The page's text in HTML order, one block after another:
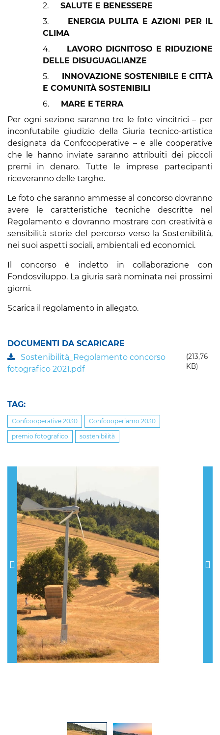
2. SALUTE E BENESSERE
3. ENERGIA PULITA E AZIONI PER IL
CLIMA
4. LAVORO DIGNITOSO E RIDUZIONE
DELLE DISUGUAGLIANZE
5. INNOVAZIONE SOSTENIBILE E CITTÀ
E COMUNITÀ SOSTENIBILI
6. MARE E TERRA
Per ogni sezione saranno tre le foto vincitrici – per
inconfutabile giudizio della Giuria tecnico-artistica
designata da Confcooperative – e alle cooperative
che le hanno inviate saranno attribuiti dei piccoli
premi in denaro. Tutte le imprese partecipanti
riceveranno delle targhe.
Le foto che saranno ammesse al concorso dovranno
avere le caratteristiche tecniche descritte nel
Regolamento e dovranno mostrare con creatività e
sensibilità storie del percorso verso la Sostenibilità,
nei suoi aspetti sociali, ambientali ed economici.
Il concorso è indetto in collaborazione con
Fondosviluppo. La giuria sarà nominata nei prossimi
giorni.
Scarica il regolamento in allegato.
DOCUMENTI DA SCARICARE
Sostenibilità_Regolamento concorso
fotografico 2021.pdf
(213,76
KB)
TAG:
Confcooperative 2030 Confcooperiamo 2030
premio fotografico sostenibilità